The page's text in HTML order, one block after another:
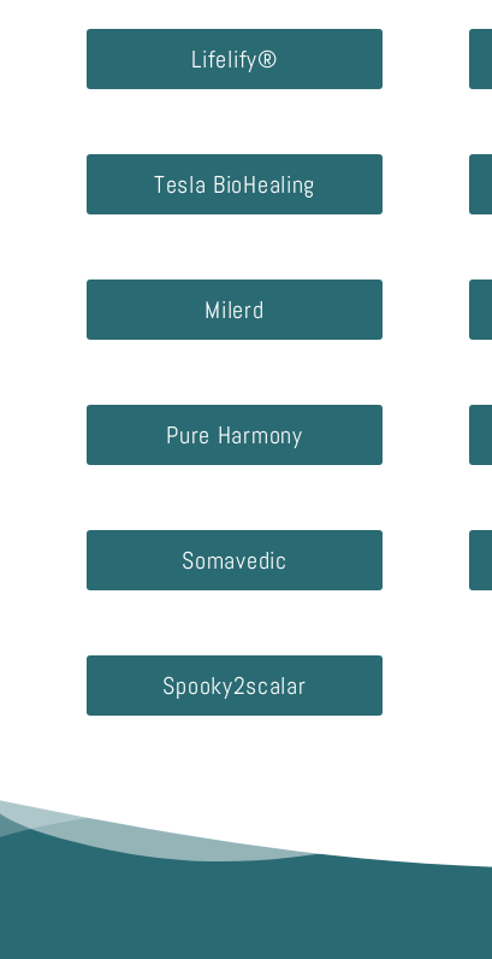
Lifelify®
Tesla BioHealing
Milerd
Pure Harmony
Somavedic
Spooky2scalar